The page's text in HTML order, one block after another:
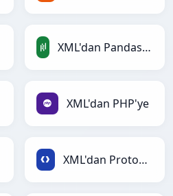
XML'dan PandasDataFrame'ye
XML'dan PHP'ye
XML'dan Protobuf'ye